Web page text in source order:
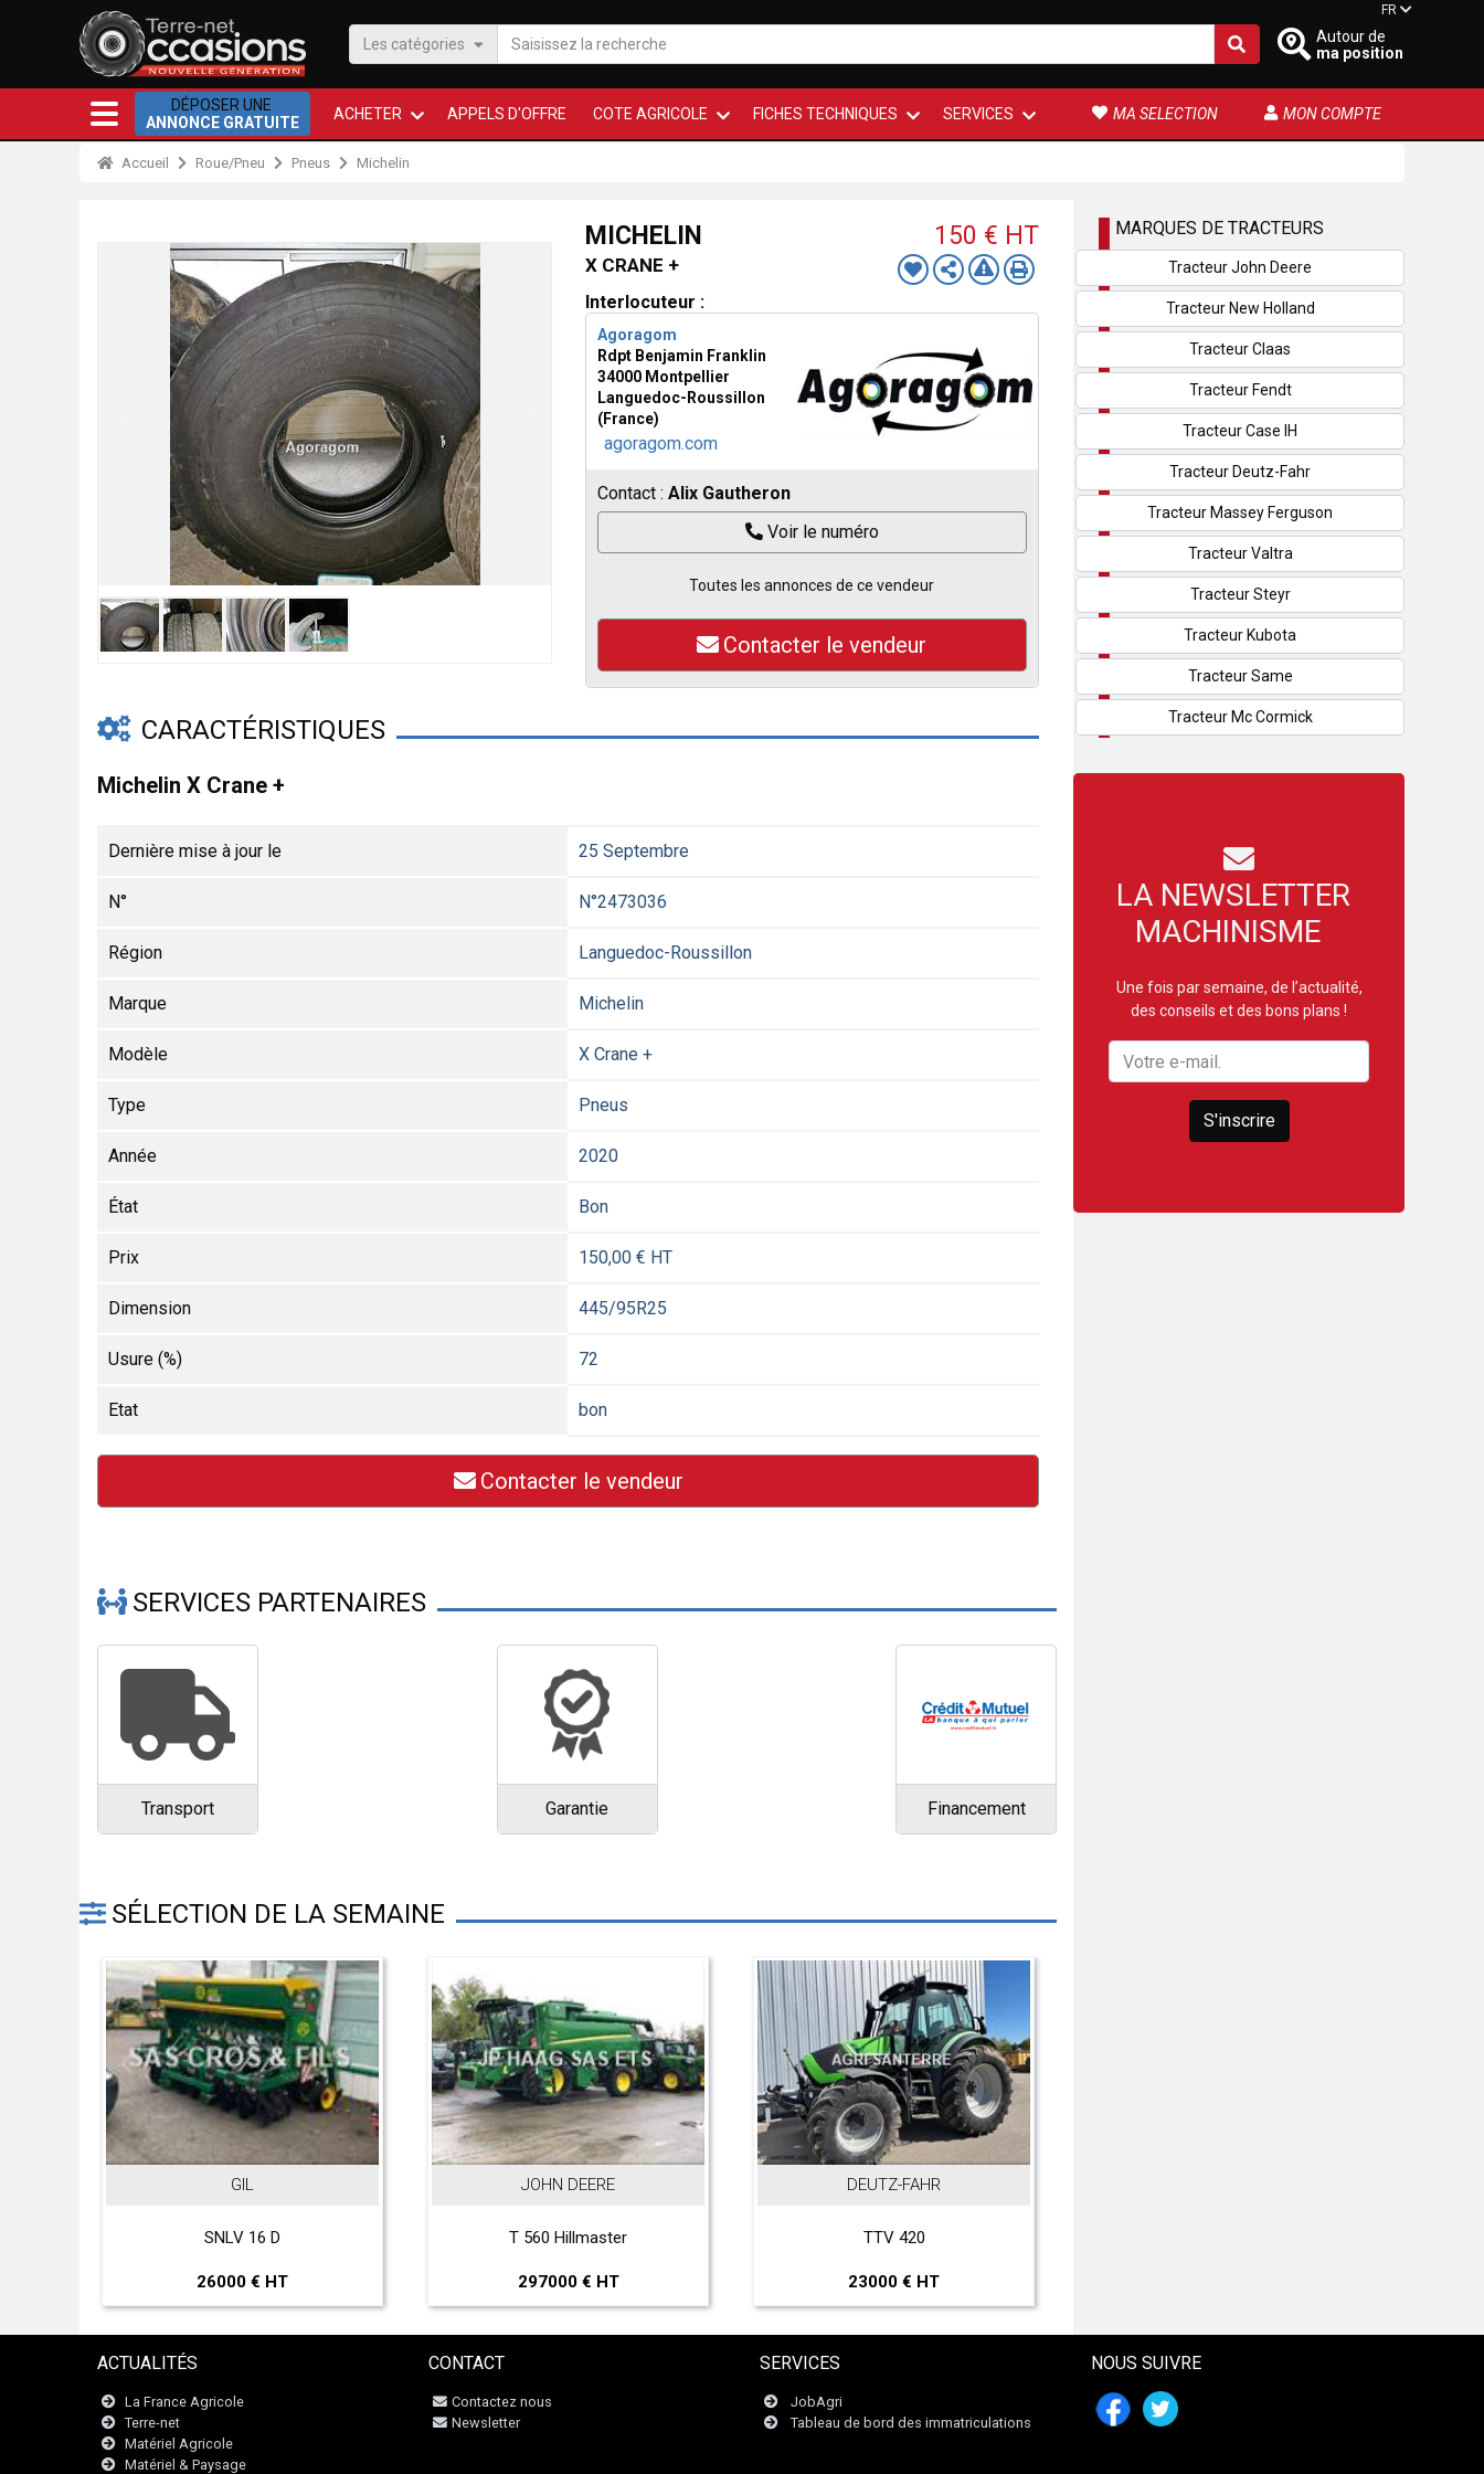
Les catégories
Autour de
ma position
FR
DÉPOSER UNE
ANNONCE GRATUITE
ACHETER APPELS D'OFFRE COTE AGRICOLE FICHES TECHNIQUES SERVICES MA SELECTION MON COMPTE
Accueil Roue/Pneu Pneus Michelin
MICHELIN
X CRANE +
150 € HT
Interlocuteur :
Agoragom
Rdpt Benjamin Franklin
34000 Montpellier
Languedoc-Roussillon
(France)
agoragom.com
Contact : Alix Gautheron
Voir le numéro
Toutes les annonces de ce vendeur
Contacter le vendeur
CARACTÉRISTIQUES
Michelin X Crane +
Dernière mise à jour le 25 Septembre
N° N°2473036
Région Languedoc-Roussillon
Marque Michelin
Modèle X Crane +
Type Pneus
Année 2020
État Bon
Prix 150,00 € HT
Dimension 445/95R25
Usure (%) 72
Etat bon
Contacter le vendeur
SERVICES PARTENAIRES
Transport Garantie Financement
SÉLECTION DE LA SEMAINE
MARQUES DE TRACTEURS
Tracteur John Deere
Tracteur New Holland
Tracteur Claas
Tracteur Fendt
Tracteur Case IH
Tracteur Deutz-Fahr
Tracteur Massey Ferguson
Tracteur Valtra
Tracteur Steyr
Tracteur Kubota
Tracteur Same
Tracteur Mc Cormick
LA NEWSLETTER
MACHINISME
Une fois par semaine, de l’actualité,
des conseils et des bons plans !
S'inscrire
ACTUALITÉS
La France Agricole
Terre-net
Matériel Agricole
Matériel & Paysage
CONTACT
Contactez nous
Newsletter
SERVICES
JobAgri
Tableau de bord des immatriculations
NOUS SUIVRE